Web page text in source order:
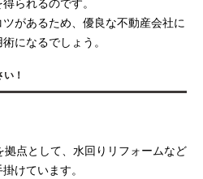
があるため、優良な不動産会社に
になるでしょう。
！
点として、水回りリフォームなど
けています。